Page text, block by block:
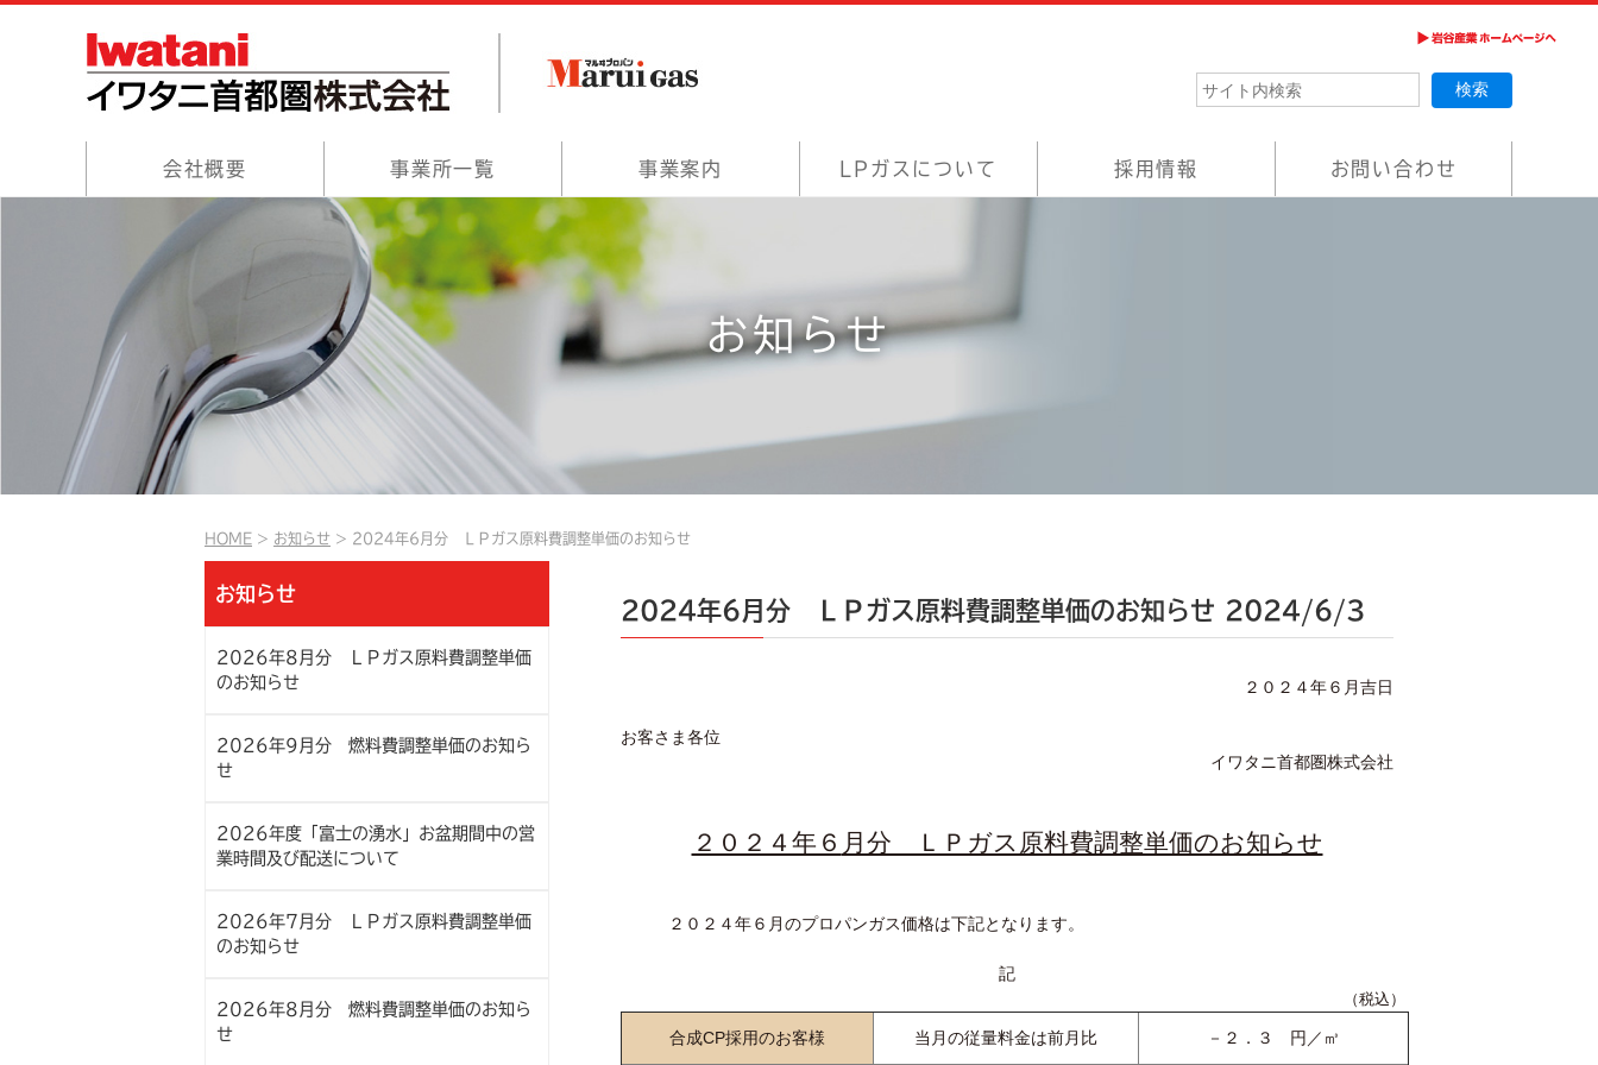
会社概要 事業所一覧 事業案内 LPガスについて 採用情報 お問い合わせ
お知らせ
HOME お知らせ 2024年6月分 ＬＰガス原料費調整単価のお知らせ
お知らせ
2026年8月分 ＬＰガス原料費調整単価
のお知らせ
2026年9月分 燃料費調整単価のお知ら
せ
2026年度「富士の湧水」お盆期間中の営
業時間及び配送について
2026年7月分 ＬＰガス原料費調整単価
のお知らせ
2026年8月分 燃料費調整単価のお知ら
せ
2024年6月分 ＬＰガス原料費調整単価のお知らせ 2024/6/3
２０２４年６月吉日
お客さま各位
イワタニ首都圏株式会社
２０２４年６ 月分 ＬＰガス原料費調整単価のお知らせ
２０２４年６月のプロパンガス価格は下記となります。
記
（税込）
合成CP採用のお客様 当月の従量料金は前月比 －２．３ 円／㎥